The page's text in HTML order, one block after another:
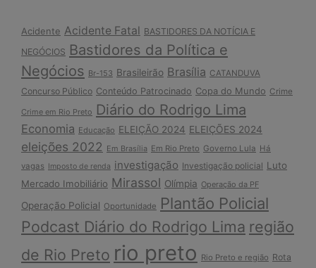
Acidente Acidente Fatal BASTIDORES DA NOTÍCIA E
NEGÓCIOS Bastidores da Política e
Negócios Br-153 Brasileirão Brasília CATANDUVA
Concurso Público Conteúdo Patrocinado Copa do Mundo Crime
Crime em Rio Preto Diário do Rodrigo Lima
Economia Educação ELEIÇÃO 2024 ELEIÇÕES 2024
eleições 2022 Em Brasília Em Rio Preto Governo Lula Há
vagas Imposto de renda investigação Investigação policial Luto
Mercado Imobiliário Mirassol Olímpia Operação da PF
Operação Policial Oportunidade Plantão Policial
Podcast Diário do Rodrigo Lima região
de Rio Preto rio preto Rio Preto e região Rota